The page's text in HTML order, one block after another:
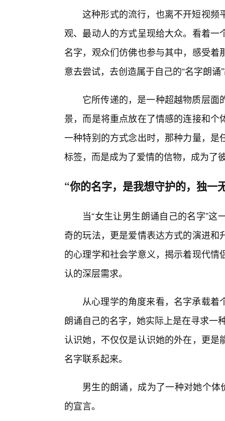
这种形式的流行，也离不开短视频
观、最动人的方式呈现给大众。看着
名字，观众们仿佛也参与其中，感受
意去尝试，去创造属于自己的“名字朗诵
它所传递的，是一种超越物质层
景，而是将重点放在了情感的连接和
一种特别的方式念出时，那种力量，
标签，而是成为了爱情的信物，成为了
“你的名字，是我想守护的，独一
当“女生让男生朗诵自己的名字”
奇的玩法，更是爱情表达方式的演进
的心理学和社会学意义，揭示着现代
认的深层需求。
从心理学的角度来看，名字承载
朗诵自己的名字，她实际上是在寻求一
认识她，不仅仅是认识她的外在，更
名字联系起来。
男生的朗诵，成为了一种对她个体
的宣言。